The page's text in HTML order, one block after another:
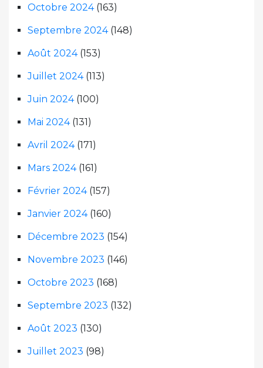
Octobre 2024(163)
Septembre 2024(148)
Août 2024(153)
Juillet 2024(113)
Juin 2024(100)
Mai 2024(131)
Avril 2024(171)
Mars 2024(161)
Février 2024(157)
Janvier 2024(160)
Décembre 2023 (154)
Novembre 2023 (146)
Octobre 2023 (168)
Septembre 2023 (132)
Août 2023 (130)
Juillet 2023 (98)